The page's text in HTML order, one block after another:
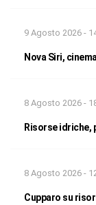
9 Agosto 2026 -
Nova Siri,
8 Agosto 2026 -
Risorse idriche,
8 Agosto 2026 -
Cupparo su